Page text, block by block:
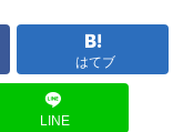
はてブ
LINE